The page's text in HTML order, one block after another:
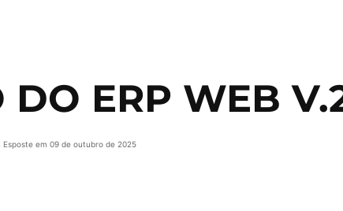
ERP WEB
em 09 de outubro de 2025